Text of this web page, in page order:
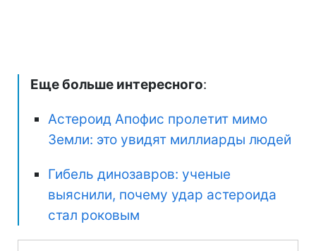
Еще больше интересного:
Астероид Апофис пролетит мимо
Земли: это увидят миллиарды людей
Гибель динозавров: ученые
выяснили, почему удар астероида
стал роковым